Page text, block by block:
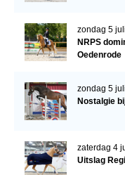
NRPS Select Sale
Late
zondag 5 juli
NRPS
Oedenrode
zondag 5 juli
Nostalgie
zaterdag 4
Uitslag